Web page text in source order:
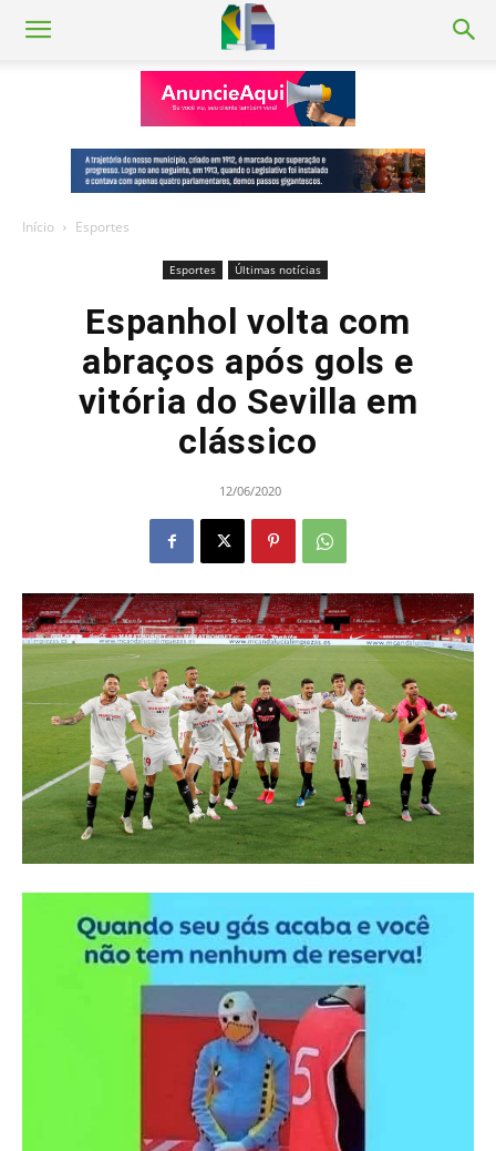
Início Esportes
Esportes Últimas notícias
Espanhol volta com
abraços após gols e
vitória do Sevilla em
clássico
12/06/2020